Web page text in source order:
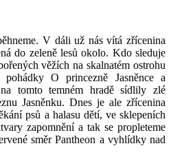
V dáli už nás vítá zřícenina
do zeleně lesů okolo. Kdo sleduje
věžích na skalnatém ostrohu
O princezně Jasněnce a
tomto temném hradě sídlily zlé
Jasněnku. Dnes je ale zřícenina
psů a halasu dětí, ve sklepeních
zapomnění a tak se propleteme
směr Pantheon a vyhlídky nad